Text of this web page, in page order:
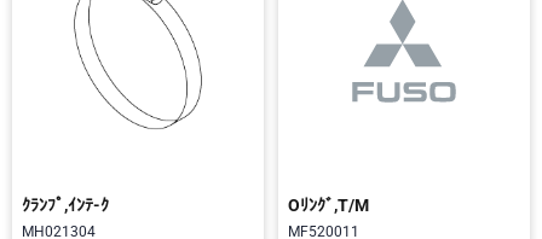
ｸﾗﾝﾌﾟ,ｲﾝﾃ-ｸ
MH021304
Oﾘﾝｸﾞ,T/M
MF520011